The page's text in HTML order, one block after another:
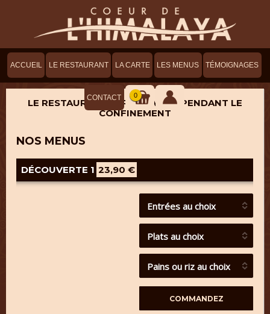
ACCUEIL LE RESTAURANT LA CARTE LES MENUS TÉMOIGNAGES
CONTACT 0
LE RESTAURANT SERA OUVERT PENDANT LE
CONFINEMENT
NOS MENUS
DÉCOUVERTE 1 23,90 €
Entrées au choix
Plats au choix
Pains ou riz au choix